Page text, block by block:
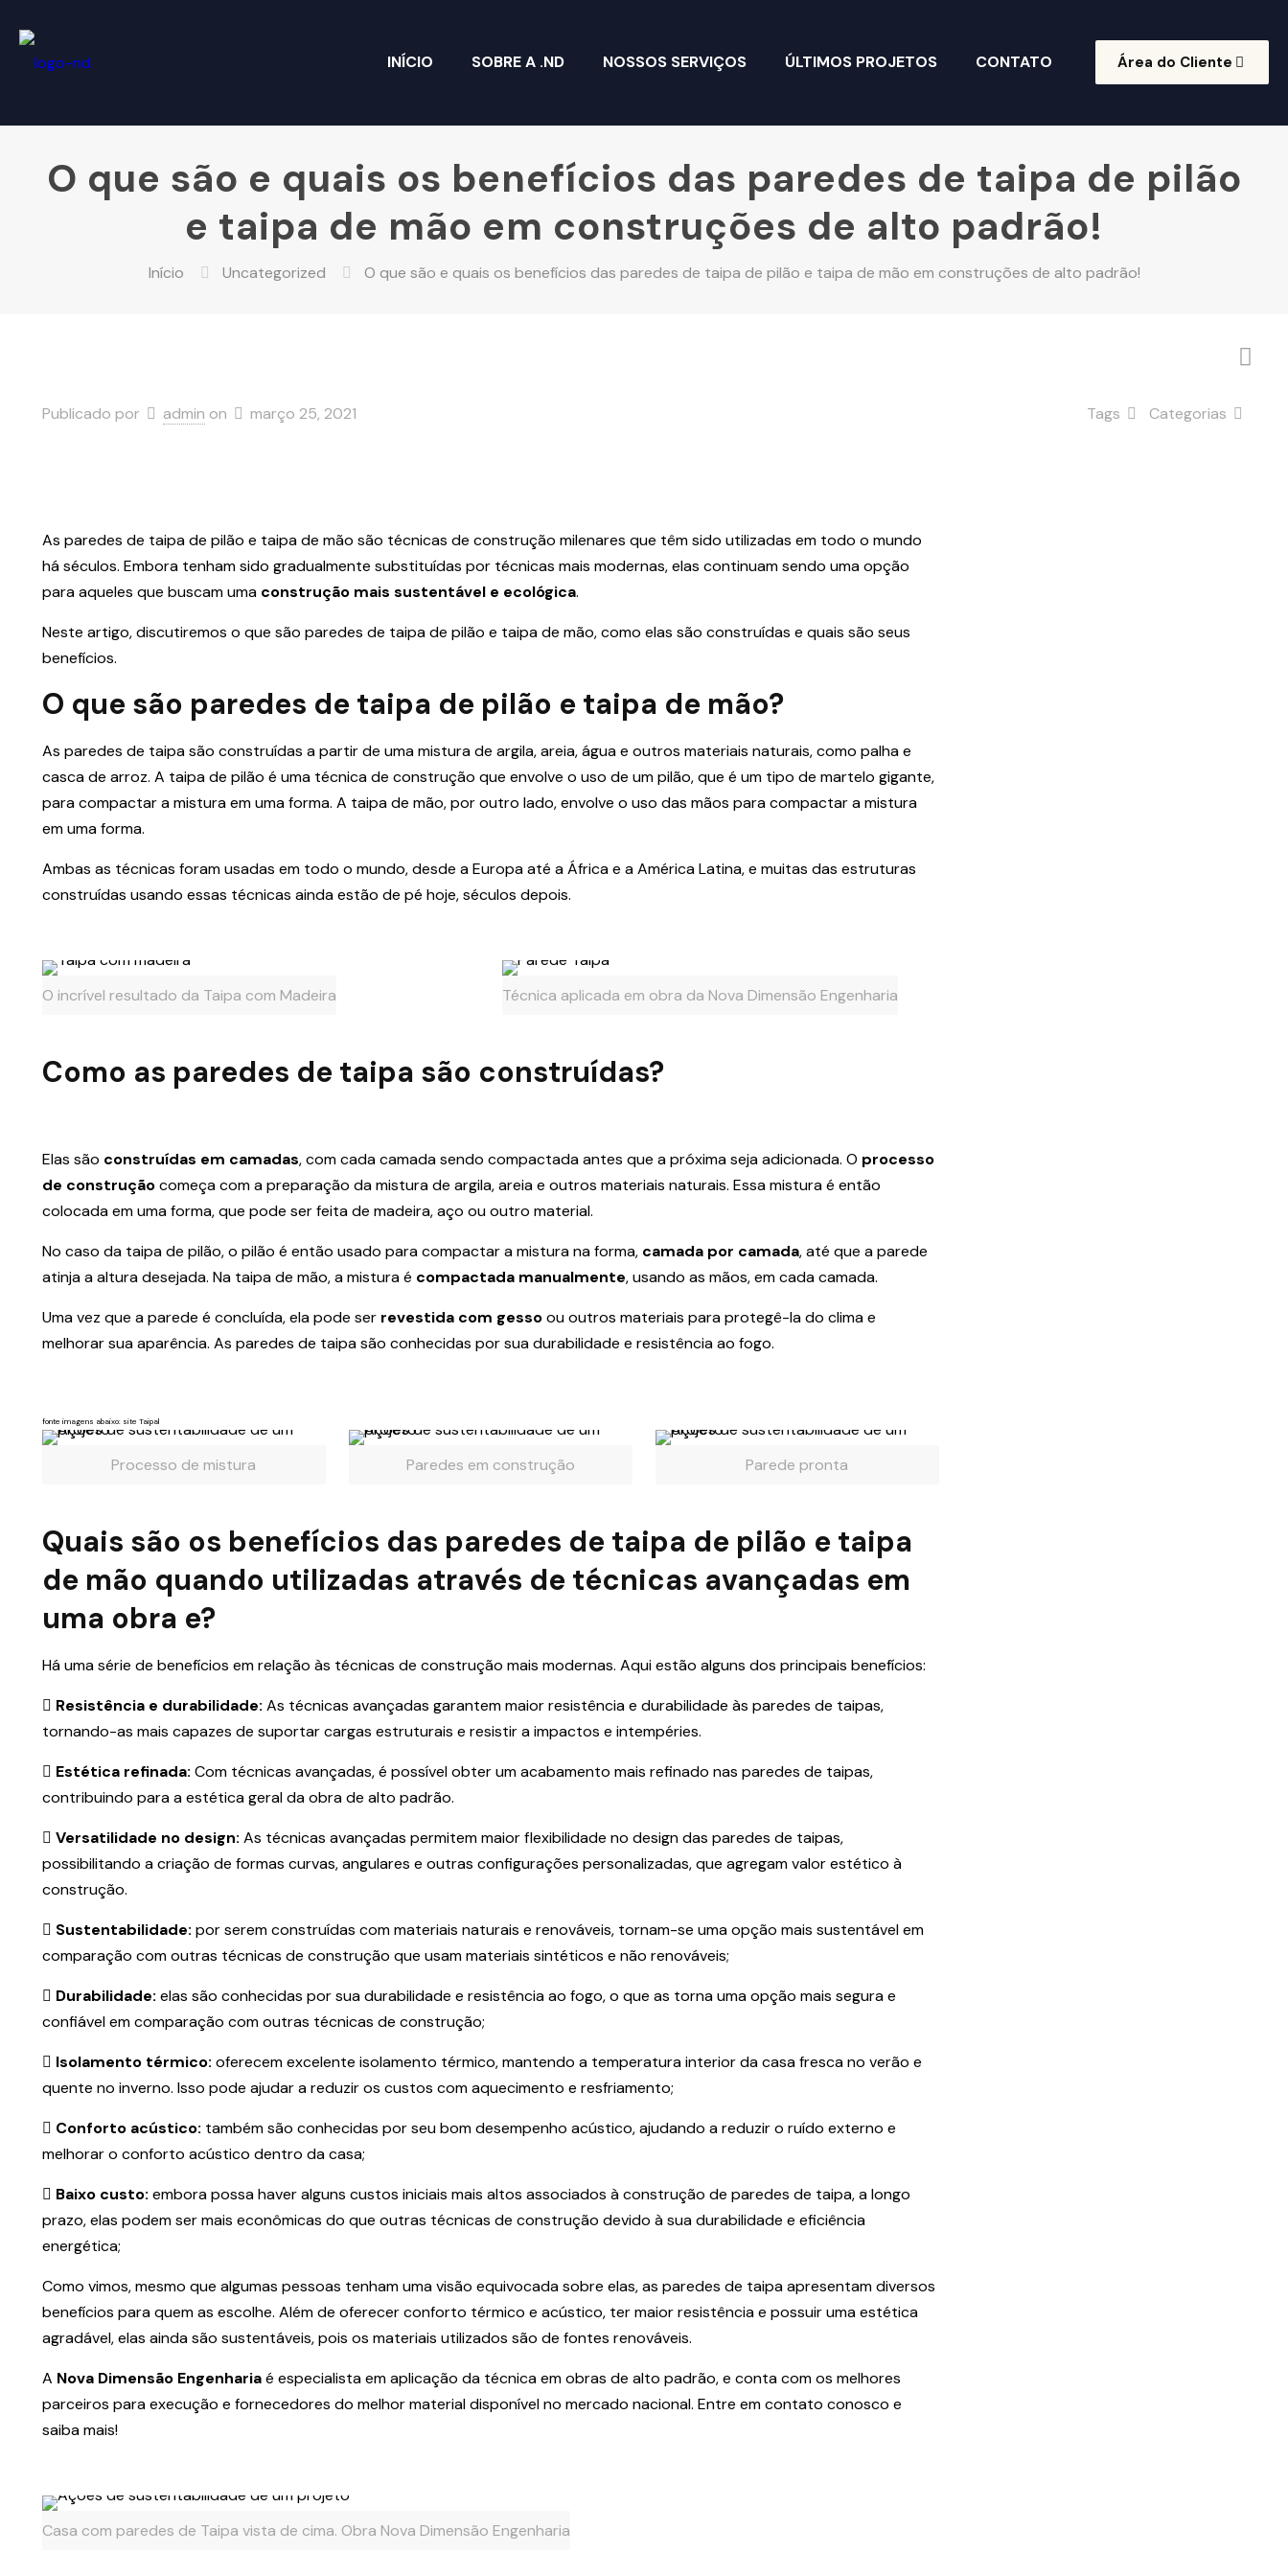
INÍCIO SOBRE A .ND NOSSOS SERVIÇOS ÚLTIMOS PROJETOS CONTATO Área do Cliente
O que são e quais os benefícios das paredes de taipa de pilão
e taipa de mão em construções de alto padrão!
Início Uncategorized O que são e quais os benefícios das paredes de taipa de pilão e taipa de mão em construções de alto padrão!
Publicado por admin on março 25, 2021 Categorias
Tags
As paredes de taipa de pilão e taipa de mão são técnicas de construção milenares que têm sido utilizadas em todo o mundo
há séculos. Embora tenham sido gradualmente substituídas por técnicas mais modernas, elas continuam sendo uma opção
para aqueles que buscam uma construção mais sustentável e ecológica.
Neste artigo, discutiremos o que são paredes de taipa de pilão e taipa de mão, como elas são construídas e quais são seus
benefícios.
O que são paredes de taipa de pilão e taipa de mão?
As paredes de taipa são construídas a partir de uma mistura de argila, areia, água e outros materiais naturais, como palha e
casca de arroz. A taipa de pilão é uma técnica de construção que envolve o uso de um pilão, que é um tipo de martelo gigante,
para compactar a mistura em uma forma. A taipa de mão, por outro lado, envolve o uso das mãos para compactar a mistura
em uma forma.
Ambas as técnicas foram usadas em todo o mundo, desde a Europa até a África e a América Latina, e muitas das estruturas
construídas usando essas técnicas ainda estão de pé hoje, séculos depois.
O incrível resultado da Taipa com Madeira Técnica aplicada em obra da Nova Dimensão Engenharia
Como as paredes de taipa são construídas?
Elas são construídas em camadas, com cada camada sendo compactada antes que a próxima seja adicionada. O processo
de construçãocomeça com a preparação da mistura de argila, areia e outros materiais naturais. Essa mistura é então
colocada em uma forma, que pode ser feita de madeira, aço ou outro material.
No caso da taipa de pilão, o pilão é então usado para compactar a mistura na forma, camada por camada, até que a parede
atinja a altura desejada. Na taipa de mão, a mistura é compactada manualmente, usando as mãos, em cada camada.
Uma vez que a parede é concluída, ela pode ser revestida com gessoou outros materiais para protegê-la do clima e
melhorar sua aparência. As paredes de taipa são conhecidas por sua durabilidade e resistência ao fogo.
fonte imagens abaixo: site Taipal
Processo de mistura Paredes em construção Parede pronta
Quais são os benefícios das paredes de taipa de pilão e taipa
de mão quando utilizadas através de técnicas avançadas em
uma obra e?
Há uma série de benefícios em relação às técnicas de construção mais modernas. Aqui estão alguns dos principais benefícios:
Resistência e durabilidade: As técnicas avançadas garantem maior resistência e durabilidade às paredes de taipas,
tornando-as mais capazes de suportar cargas estruturais e resistir a impactos e intempéries.
Estética refinada: Com técnicas avançadas, é possível obter um acabamento mais refinado nas paredes de taipas,
contribuindo para a estética geral da obra de alto padrão.
Versatilidade no design: As técnicas avançadas permitem maior flexibilidade no design das paredes de taipas,
possibilitando a criação de formas curvas, angulares e outras configurações personalizadas, que agregam valor estético à
construção.
Sustentabilidade: por serem construídas com materiais naturais e renováveis, tornam-se uma opção mais sustentável em
comparação com outras técnicas de construção que usam materiais sintéticos e não renováveis;
Durabilidade: elas são conhecidas por sua durabilidade e resistência ao fogo, o que as torna uma opção mais segura e
confiável em comparação com outras técnicas de construção;
Isolamento térmico: oferecem excelente isolamento térmico, mantendo a temperatura interior da casa fresca no verão e
quente no inverno. Isso pode ajudar a reduzir os custos com aquecimento e resfriamento;
Conforto acústico: também são conhecidas por seu bom desempenho acústico, ajudando a reduzir o ruído externo e
melhorar o conforto acústico dentro da casa;
Baixo custo: embora possa haver alguns custos iniciais mais altos associados à construção de paredes de taipa, a longo
prazo, elas podem ser mais econômicas do que outras técnicas de construção devido à sua durabilidade e eficiência
energética;
Como vimos, mesmo que algumas pessoas tenham uma visão equivocada sobre elas, as paredes de taipa apresentam diversos
benefícios para quem as escolhe. Além de oferecer conforto térmico e acústico, ter maior resistência e possuir uma estética
agradável, elas ainda são sustentáveis, pois os materiais utilizados são de fontes renováveis.
A Nova Dimensão Engenhariaé especialista em aplicação da técnica em obras de alto padrão, e conta com os melhores
parceiros para execução e fornecedores do melhor material disponível no mercado nacional. Entre em contato conosco e
saiba mais!
Casa com paredes de Taipa vista de cima. Obra Nova Dimensão Engenharia